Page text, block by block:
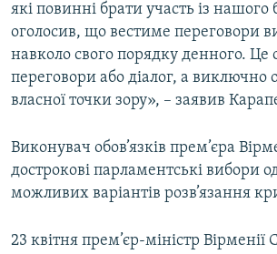
які повинні брати участь із нашого
оголосив, що вестиме переговори
навколо свого порядку денного. Це
переговори або діалог, а виключно
власної точки зору», – заявив
Виконувач обов’язків прем’єра
дострокові парламентські вибори
можливих варіантів розв’язання
23 квітня прем’єр-міністр